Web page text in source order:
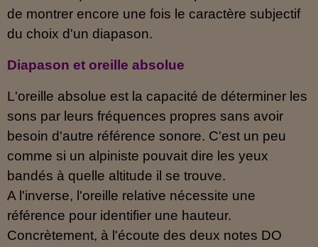
de montrer encore une fois le caractère subjectif
du choix d'un diapason.
Diapason et oreille absolue
L'oreille absolue est la capacité de déterminer les
sons par leurs fréquences propres sans avoir
besoin d'autre référence sonore. C'est un peu
comme si un alpiniste pouvait dire les yeux
bandés à quelle altitude il se trouve.
A l'inverse, l'oreille relative nécessite une
référence pour identifier une hauteur.
Concrètement, à l'écoute des deux notes DO